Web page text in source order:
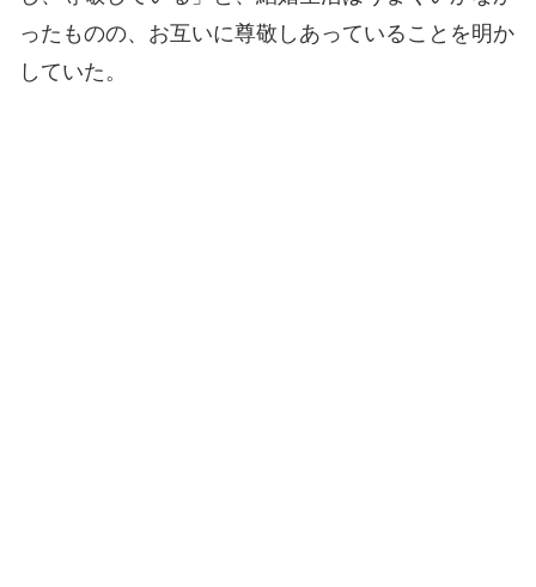
ったものの、お互いに尊敬しあっていることを明か
していた。